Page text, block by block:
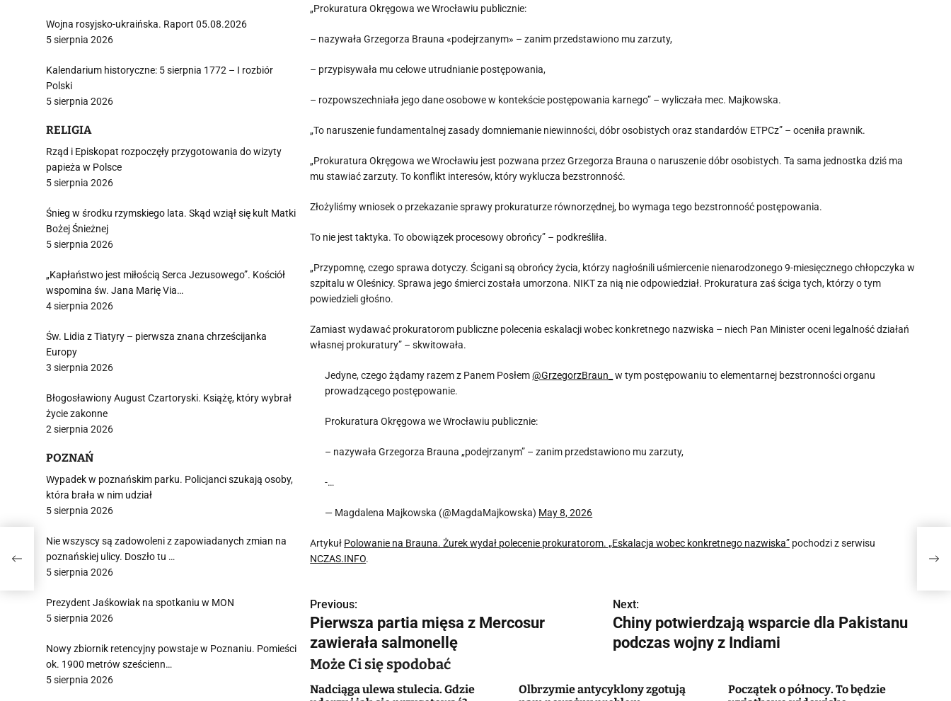
„Prokuratura Okręgowa we Wrocławiu publicznie:
– nazywała Grzegorza Brauna «podejrzanym» – zanim przedstawiono mu zarzuty,
– przypisywała mu celowe utrudnianie postępowania,
– rozpowszechniała jego dane osobowe w kontekście postępowania karnego” –wyliczała mec. Majkowska.
„To naruszenie fundamentalnej zasady domniemanie niewinności, dóbr osobistych oraz standardów ETPCz” –oceniła prawnik.
„Prokuratura Okręgowa we Wrocławiu jest pozwana przez Grzegorza Brauna o naruszenie dóbr osobistych. Ta sama jednostka dziś ma
mu stawiać zarzuty. To konflikt interesów, który wyklucza bezstronność.
Złożyliśmy wniosek o przekazanie sprawy prokuraturze równorzędnej, bo wymaga tego bezstronność postępowania.
To nie jest taktyka. To obowiązek procesowy obrońcy” – podkreśliła.
„Przypomnę, czego sprawa dotyczy. Ścigani są obrońcy życia, którzy nagłośnili uśmiercenie nienarodzonego 9-miesięcznego chłopczyka w
szpitalu w Oleśnicy. Sprawa jego śmierci została umorzona. NIKT za nią nie odpowiedział. Prokuratura zaś ściga tych, którzy o tym
powiedzieli głośno.
Zamiast wydawać prokuratorom publiczne polecenia eskalacji wobec konkretnego nazwiska – niech Pan Minister oceni legalność działań
własnej prokuratury” –skwitowała.
Jedyne, czego żądamy razem z Panem Posłem@GrzegorzBraun_
w tym postępowaniu to elementarnej bezstronności organu
prowadzącego postępowanie.
Prokuratura Okręgowa we Wrocławiu publicznie:
– nazywała Grzegorza Brauna „podejrzanym” – zanim przedstawiono mu zarzuty,
-…
— Magdalena Majkowska (@MagdaMajkowska) May 8, 2026
Artykuł Polowanie na Brauna. Żurek wydał polecenie prokuratorom. „Eskalacja wobec konkretnego nazwiska” pochodzi z serwisu
NCZAS.INFO.
N
a
w
i
Previous:
Pierwsza partia mięsa z Mercosur
zawierała salmonellę
Next:
Chiny potwierdzają wsparcie dla Pakistanu
podczas wojny z Indiami
Może Ci się spodobać
Nadciąga ulewa stulecia. Gdzie
Olbrzymie antycyklony zgotują
Początek o północy. To będzie
Wojna rosyjsko-ukraińska. Raport 05.08.2026
5 sierpnia 2026
Kalendarium historyczne: 5 sierpnia 1772 – I rozbiór
Polski
5 sierpnia 2026
RELIGIA
Rząd i Episkopat rozpoczęły przygotowania do wizyty
papieża w Polsce
5 sierpnia 2026
Śnieg w środku rzymskiego lata. Skąd wziął się kult Matki
Bożej Śnieżnej
5 sierpnia 2026
„Kapłaństwo jest miłością Serca Jezusowego”. Kościół
wspomina św. Jana Marię Via…
4 sierpnia 2026
Św. Lidia z Tiatyry – pierwsza znana chrześcijanka
Europy
3 sierpnia 2026
Błogosławiony August Czartoryski. Książę, który wybrał
życie zakonne
2 sierpnia 2026
POZNAŃ
Wypadek w poznańskim parku. Policjanci szukają osoby,
która brała w nim udział
5 sierpnia 2026
Nie wszyscy są zadowoleni z zapowiadanych zmian na
poznańskiej ulicy. Doszło tu …
5 sierpnia 2026
Prezydent Jaśkowiak na spotkaniu w MON
5 sierpnia 2026
Nowy zbiornik retencyjny powstaje w Poznaniu. Pomieści
ok. 1900 metrów sześcienn…
5 sierpnia 2026